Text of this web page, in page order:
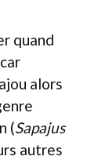
quand
alors
(Sapajus
autres